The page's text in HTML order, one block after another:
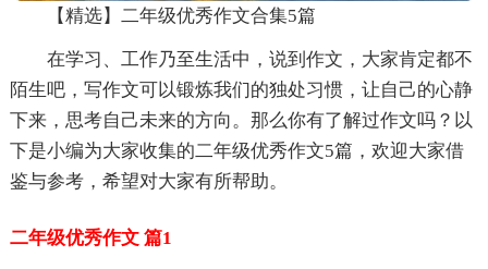
【精选】二年级优秀作文合集5篇
在学习、工作乃至生活中，说到作文，大家肯定都不
陌生吧，写作文可以锻炼我们的独处习惯，让自己的心静
下来，思考自己未来的方向。那么你有了解过作文吗？以
下是小编为大家收集的二年级优秀作文5篇，欢迎大家借
鉴与参考，希望对大家有所帮助。
二年级优秀作文 篇1